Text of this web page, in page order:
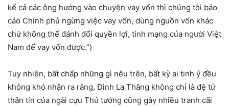
kể cả các ông hướng vào chuyện vay vốn thì chúng tôi báo
cáo Chính phủ ngừng việc vay vốn, dùng nguồn vốn khác
chứ không thể đánh đổi quyền lợi, tính mạng của người Việt
Nam để vay vốn được.”)
Tuy nhiên, bất chấp những gì nêu trên, bất kỳ ai tinh ý đều
không khó nhận ra rằng, Đinh La Thăng không chỉ là đệ tử
thân tín của ngài cựu Thủ tướng cũng gây nhiều tranh cãi